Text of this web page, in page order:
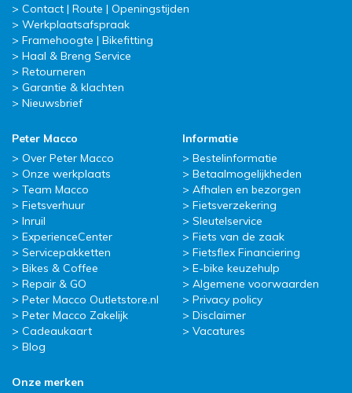
Contact | Route | Openingstijden
Werkplaatsafspraak
Framehoogte | Bikefitting
Haal & Breng Service
Retourneren
Garantie & klachten
Nieuwsbrief
Peter Macco
Over Peter Macco
Onze werkplaats
Team Macco
Fietsverhuur
Inruil
ExperienceCenter
Servicepakketten
Bikes & Coffee
Repair & GO
Peter Macco Outletstore.nl
Peter Macco Zakelijk
Cadeaukaart
Blog
Informatie
Bestelinformatie
Betaalmogelijkheden
Afhalen en bezorgen
Fietsverzekering
Sleutelservice
Fiets van de zaak
Fietsflex Financiering
E-bike keuzehulp
Algemene voorwaarden
Privacy policy
Disclaimer
Vacatures
Onze merken